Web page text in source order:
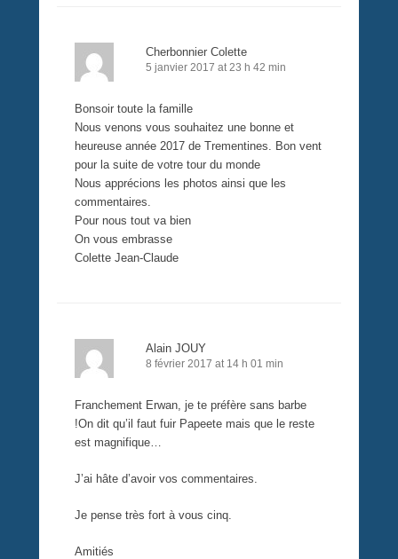
Cherbonnier Colette
5 janvier 2017 at 23 h 42 min
Bonsoir toute la famille
Nous venons vous souhaitez une bonne et
heureuse année 2017 de Trementines. Bon vent
pour la suite de votre tour du monde
Nous apprécions les photos ainsi que les
commentaires.
Pour nous tout va bien
On vous embrasse
Colette Jean-Claude
Alain JOUY
8 février 2017 at 14 h 01 min
Franchement Erwan, je te préfère sans barbe
!On dit qu’il faut fuir Papeete mais que le reste
est magnifique…
J’ai hâte d’avoir vos commentaires.
Je pense très fort à vous cinq.
Amitiés